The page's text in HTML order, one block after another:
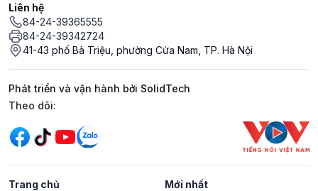
Liên hệ
84-24-39365555
84-24-39342724
41-43 phố Bà Triệu, phường Cửa Nam, TP. Hà Nội
Phát triển và vận hành bởi SolidTech
Mạng xã hội
Theo dõi:
Trang chủ Mới nhất